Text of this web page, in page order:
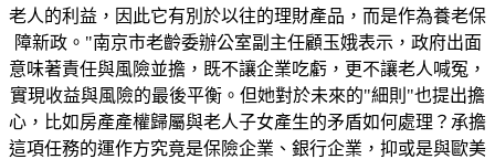
老人的利益，因此它有別於以往的理財產品，而是作為養老保
障新政。"南京市老齡委辦公室副主任顧玉娥表示，政府出面
意味著責任與風險並擔，既不讓企業吃虧，更不讓老人喊冤，
實現收益與風險的最後平衡。但她對於未來的"細則"也提出擔
心，比如房產產權歸屬與老人子女產生的矛盾如何處理？承擔
這項任務的運作方究竟是保險企業、銀行企業，抑或是與歐美